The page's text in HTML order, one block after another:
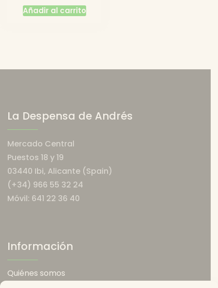
Añadir al carrito
La Despensa de Andrés
Mercado Central
Puestos 18 y 19
03440 Ibi, Alicante (Spain)
(+34) 966 55 32 24
Móvil: 641 22 36 40
Información
Quiénes somos